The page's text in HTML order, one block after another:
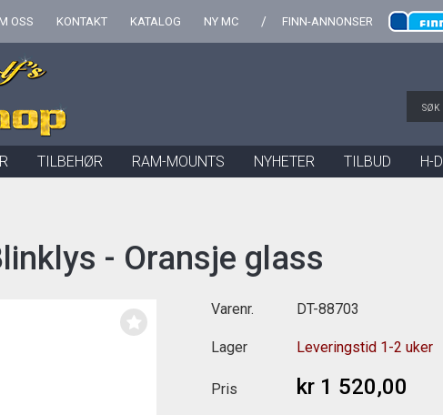
OSS KONTAKT KATALOG NY MC FINN-ANNONSER
TILBEHØR RAM-MOUNTS NYHETER TILBUD H-D
- Oransje glass
Varenr. DT-88703
Lager Leveringstid 1-2 uker
Pris kr 1 520,00